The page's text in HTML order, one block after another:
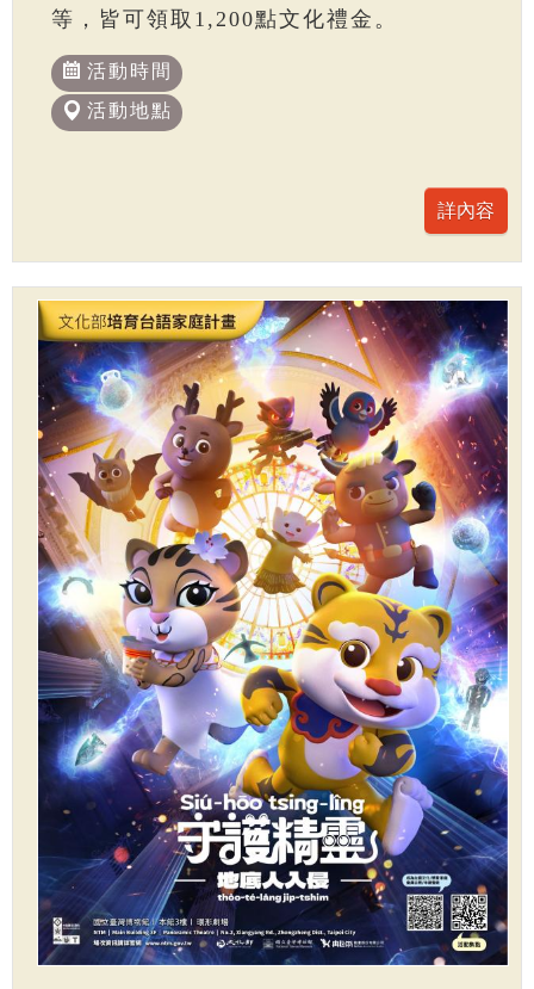
等，皆可領取1,200點文化禮金。
活動時間
活動地點